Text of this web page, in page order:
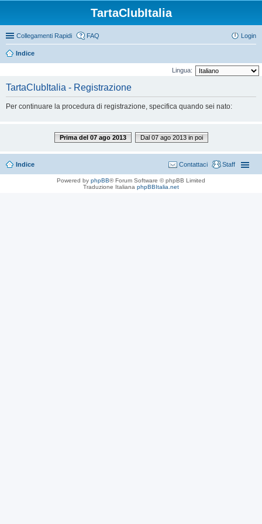
TartaClubItalia
Collegamenti Rapidi FAQ Login
Indice
Lingua:
TartaClubItalia - Registrazione
Per continuare la procedura di registrazione, specifica quando sei nato:
Prima del 07 ago 2013 Dal 07 ago 2013 in poi
Indice Staff
Contattaci
Powered by phpBB® Forum Software © phpBB Limited
Traduzione Italiana phpBBItalia.net